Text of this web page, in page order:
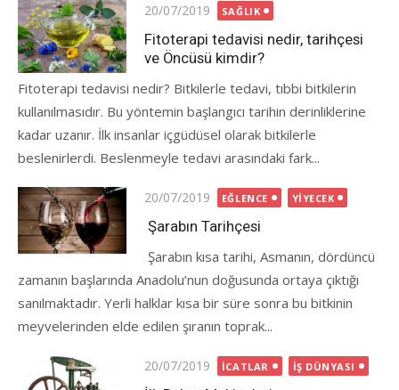
Posted
on
20/07/2019 SAĞLIK
Fitoterapi tedavisi nedir, tarihçesi
ve Öncüsü kimdir?
Fitoterapi tedavisi nedir? Bitkilerle tedavi, tıbbi bitkilerin
kullanılmasıdır. Bu yöntemin başlangıcı tarihin derinliklerine
kadar uzanır. İlk insanlar içgüdüsel olarak bitkilerle
beslenirlerdi. Beslenmeyle tedavi arasındaki fark...
Posted
on
20/07/2019 EĞLENCE YIYECEK
Şarabın Tarihçesi
Şarabın kısa tarihi, Asmanın, dördüncü
zamanın başlarında Anadolu’nun doğusunda ortaya çıktığı
sanılmaktadır. Yerli halklar kısa bir süre sonra bu bitkinin
meyvelerinden elde edilen şıranın toprak...
Posted
on
20/07/2019 İCATLAR İŞ DÜNYASI